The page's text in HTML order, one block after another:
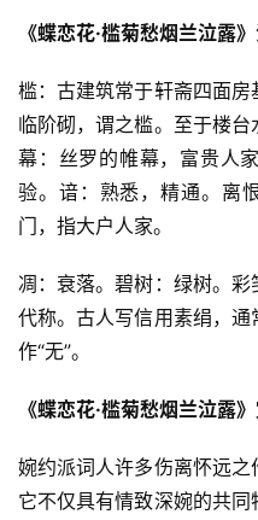
《蝶恋花·槛菊愁烟兰泣露
槛：古建筑常于轩斋四面
临阶砌，谓之槛。至于楼
幕：丝罗的帷幕，富贵人
验。谙：熟悉，精通。离
门，指大户人家。
凋：衰落。碧树：绿树。
代称。古人写信用素绢，
作“无”。
《蝶恋花·槛菊愁烟兰泣露
婉约派词人许多伤离怀远之
它不仅具有情致深婉的共